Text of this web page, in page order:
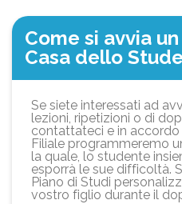
Come si avvia
Casa dello
Se siete interessati ad
lezioni, ripetizioni o di
contattateci e in accordo
Filiale programmeremo
la quale, lo studente
esporrà le sue difficoltà.
Piano di Studi
vostro figlio durante il